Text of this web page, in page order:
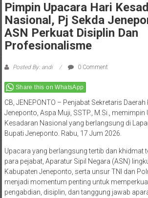
Pimpin Upacara Hari
Nasional, Pj Sekda
ASN Perkuat Disiplin Dan
Profesionalisme
Posted By: andi 0 Comment
Share this on WhatsApp
CB, JENEPONTO – Penjabat Sekretaris Daerah
Jeneponto, Aspa Muji, SSTP., M.Si., memimpin
Kesadaran Nasional yang berlangsung di
Bupati Jeneponto. Rabu, 17 Jum 2026.
Upacara yang berlangsung tertib dan khidmat
para pejabat, Aparatur Sipil Negara (ASN)
Kabupaten Jeneponto, serta unsur TNI dan
menjadi momentum penting untuk
pengabdian, disiplin, dan tanggung jawab